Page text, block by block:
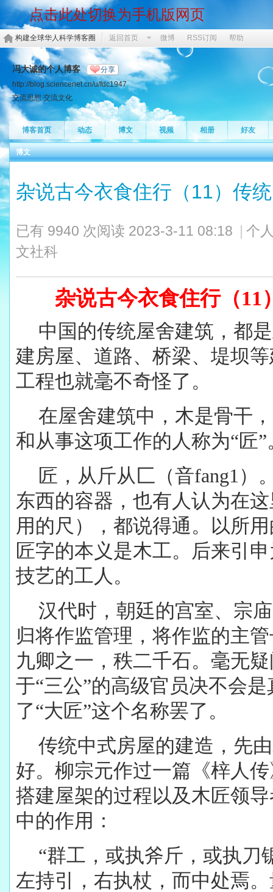
点击此处切换为手机版网页
构建全球华人科学博客圈 返回首页 微博 RSS订阅 帮助
冯大诚的个人博客 分享
http://blog.sciencenet.cn/u/fdc1947
交流思想 交流文化
博客首页 动态 博文 视频 相册 好友
博文
杂说古今衣食住行（11）传
已有 9940 次阅读 2023-3-11 08:18
个
文社科
杂说古今衣食住行（11
中国的传统屋舍建筑，都
建房屋、道路、桥梁、堤坝
工程也就毫不奇怪了。
在屋舍建筑中，木是骨干
和从事这项工作的人称为“匠”
匠，从斤从匚（音fang1）
东西的容器，也有人认为在
用的尺），都说得通。以所
匠字的本义是木工。后来引
技艺的工人。
汉代时，朝廷的宫室、宗
归将作监管理，将作监的主
九卿之一，秩二千石。毫无
于“三公”的高级官员决不会
了“大匠”这个名称罢了。
传统中式房屋的建造，先
好。柳宗元作过一篇《梓人
搭建屋架的过程以及木匠领
中的作用：
“群工，或执斧斤，或执刀
左持引，右执杖，而中处焉